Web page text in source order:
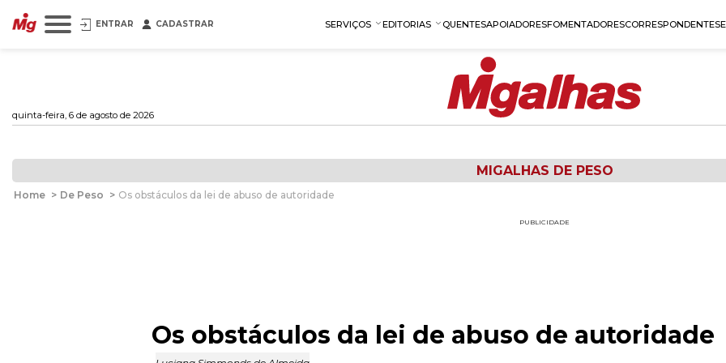
ENTRAR CADASTRAR SERVIÇOS EDITORIAS QUENTESAPOIADORESFOMENTADORESCORRESPONDENTES
quinta-feira, 6 de agosto de 2026
MIGALHAS DE PESO
Home > De Peso > Os obstáculos da lei de abuso de autoridade
PUBLICIDADE
Os obstáculos da lei de abuso de autoridade